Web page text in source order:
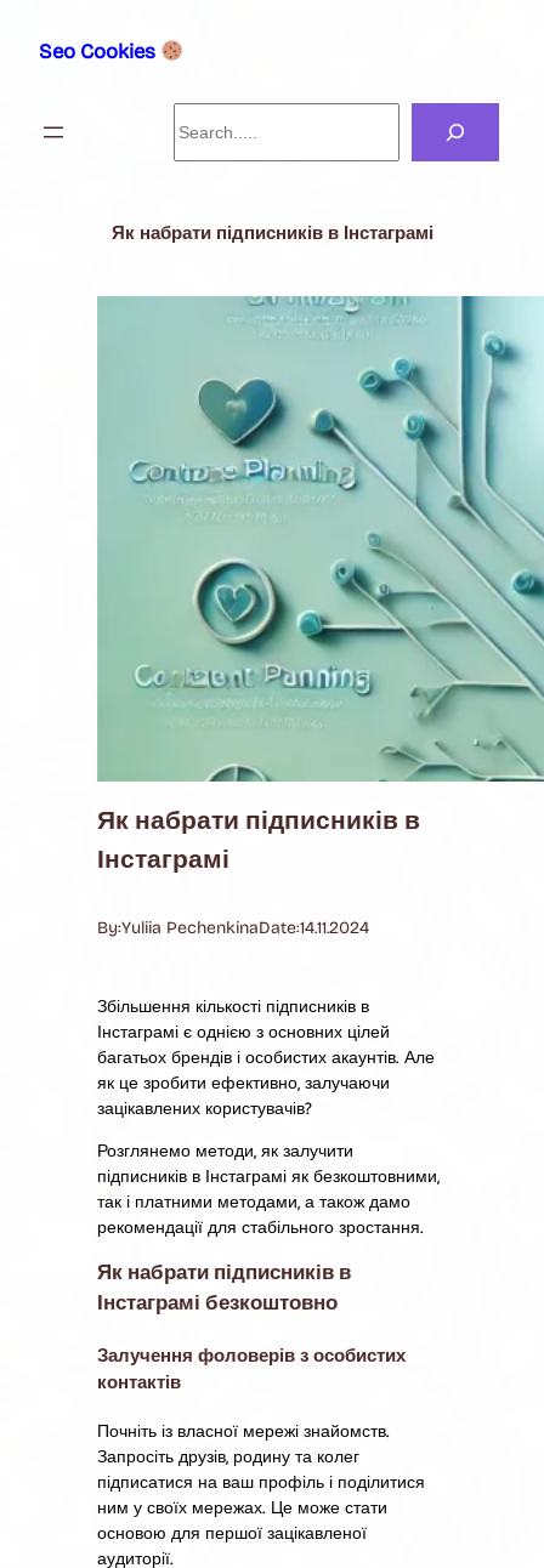
Seo Cookies
Як набрати підписників в Інстаграмі
Як набрати підписників в
Інстаграмі
By:Yuliia PechenkinaDate:14.11.2024
Збільшення кількості підписників в
Інстаграмі є однією з основних цілей
багатьох брендів і особистих акаунтів. Але
як це зробити ефективно, залучаючи
зацікавлених користувачів?
Розглянемо методи, як залучити
підписників в Інстаграмі як безкоштовними,
так і платними методами, а також дамо
рекомендації для стабільного зростання.
Як набрати підписників в
Інстаграмі безкоштовно
Залучення фоловерів з особистих
контактів
Почніть із власної мережі знайомств.
Запросіть друзів, родину та колег
підписатися на ваш профіль і поділитися
ним у своїх мережах. Це може стати
основою для першої зацікавленої
аудиторії.